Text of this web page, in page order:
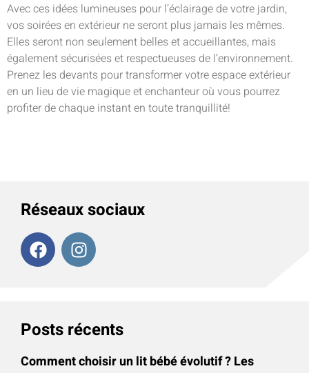
Avec ces idées lumineuses pour l’éclairage de votre jardin,
vos soirées en extérieur ne seront plus jamais les mêmes.
Elles seront non seulement belles et accueillantes, mais
également sécurisées et respectueuses de l’environnement.
Prenez les devants pour transformer votre espace extérieur
en un lieu de vie magique et enchanteur où vous pourrez
profiter de chaque instant en toute tranquillité!
Réseaux sociaux
Posts récents
Comment choisir un lit bébé évolutif ? Les